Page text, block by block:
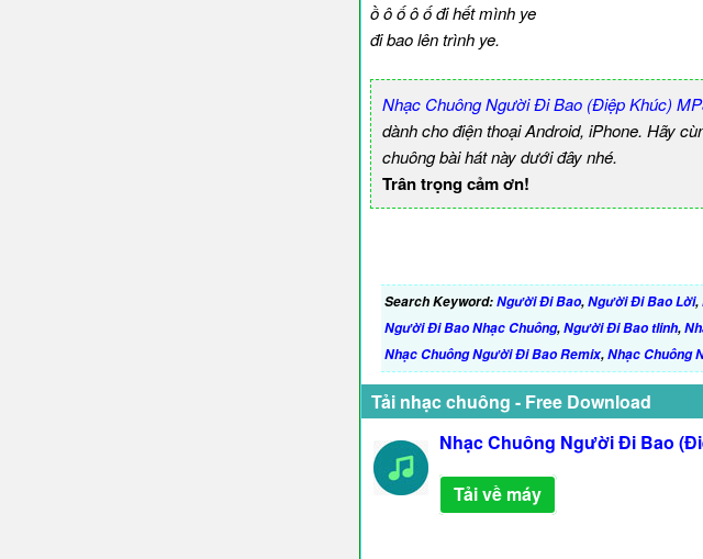
ồ ô ố ô ố đi hết mình ye
đi bao lên trình ye.
Nhạc Chuông Người Đi Bao (Điệp Khúc)
dành cho điện thoại Android, iPhone. Hãy
chuông bài hát này dưới đây nhé.
Trân trọng cảm ơn!
Search Keyword:Người Đi Bao,Người Đi Bao Lời,
Người Đi Bao Nhạc Chuông,Người Đi Bao tlinh,
Nhạc Chuông Người Đi Bao Remix,Nhạc Chuông
Tải nhạc chuông - Free Download
Nhạc Chuông Người Đi Bao
Tải về máy